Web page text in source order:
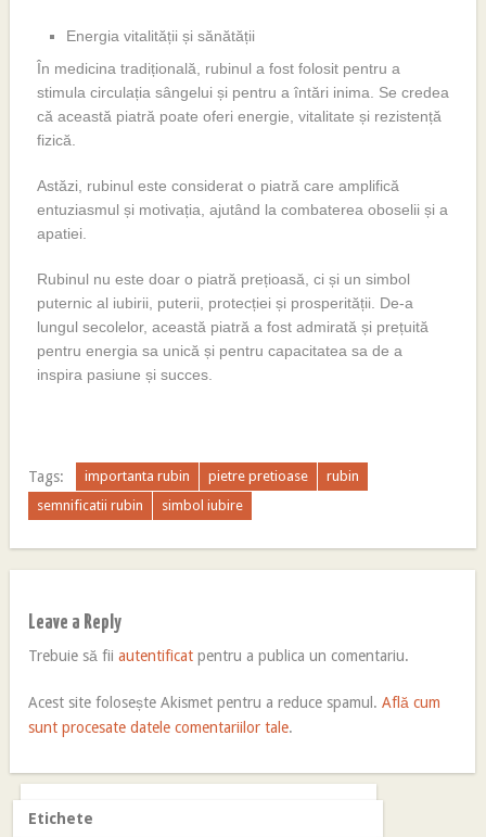
Energia vitalității și sănătății
În medicina tradițională, rubinul a fost folosit pentru a
stimula circulația sângelui și pentru a întări inima. Se credea
că această piatră poate oferi energie, vitalitate și rezistență
fizică.
Astăzi, rubinul este considerat o piatră care amplifică
entuziasmul și motivația, ajutând la combaterea oboselii și a
apatiei.
Rubinul nu este doar o piatră prețioasă, ci și un simbol
puternic al iubirii, puterii, protecției și prosperității. De-a
lungul secolelor, această piatră a fost admirată și prețuită
pentru energia sa unică și pentru capacitatea sa de a
inspira pasiune și succes.
Tags: importanta rubin pietre pretioase
rubin
semnificatii rubin
simbol iubire
Leave a Reply
Trebuie să fiiautentificat pentru a publica un comentariu.
Acest site folosește Akismet pentru a reduce spamul.Află cum
sunt procesate datele comentariilor tale.
Etichete